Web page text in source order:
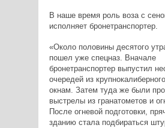
В наше время роль воза с
исполняет бронетранспортер.
«Около половины десятого
пошел уже спецназ. Вначале
бронетранспортер выпустил
очередей из
окнам. Затем туда же были
выстрелы из гранатометов и
После огневой подготовки,
зданию стала подбираться